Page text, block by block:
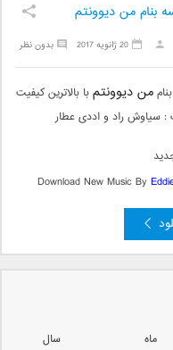
بنام من دیوونتم
بدون نظر 20 ژانویه 2017
بناممن دیوونتمبا بالاترین کیفیت
: سیاوش راد و اددی عطار
Download New Music By
ماه
سال